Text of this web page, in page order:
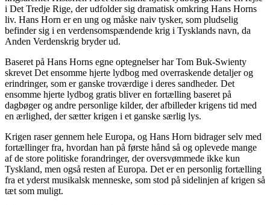
i Det Tredje Rige, der udfolder sig dramatisk omkring Hans Horns
liv. Hans Horn er en ung og måske naiv tysker, som pludselig
befinder sig i en verdensomspændende krig i Tysklands navn, da
Anden Verdenskrig bryder ud.
Baseret på Hans Horns egne optegnelser har Tom Buk-Swienty
skrevet Det ensomme hjerte lydbog med overraskende detaljer og
erindringer, som er ganske troværdige i deres sandheder. Det
ensomme hjerte lydbog gratis bliver en fortælling baseret på
dagbøger og andre personlige kilder, der afbilleder krigens tid med
en ærlighed, der sætter krigen i et ganske særlig lys.
Krigen raser gennem hele Europa, og Hans Horn bidrager selv med
fortællinger fra, hvordan han på første hånd så og oplevede mange
af de store politiske forandringer, der oversvømmede ikke kun
Tyskland, men også resten af Europa. Det er en personlig fortælling
fra et yderst musikalsk menneske, som stod på sidelinjen af krigen så
tæt som muligt.